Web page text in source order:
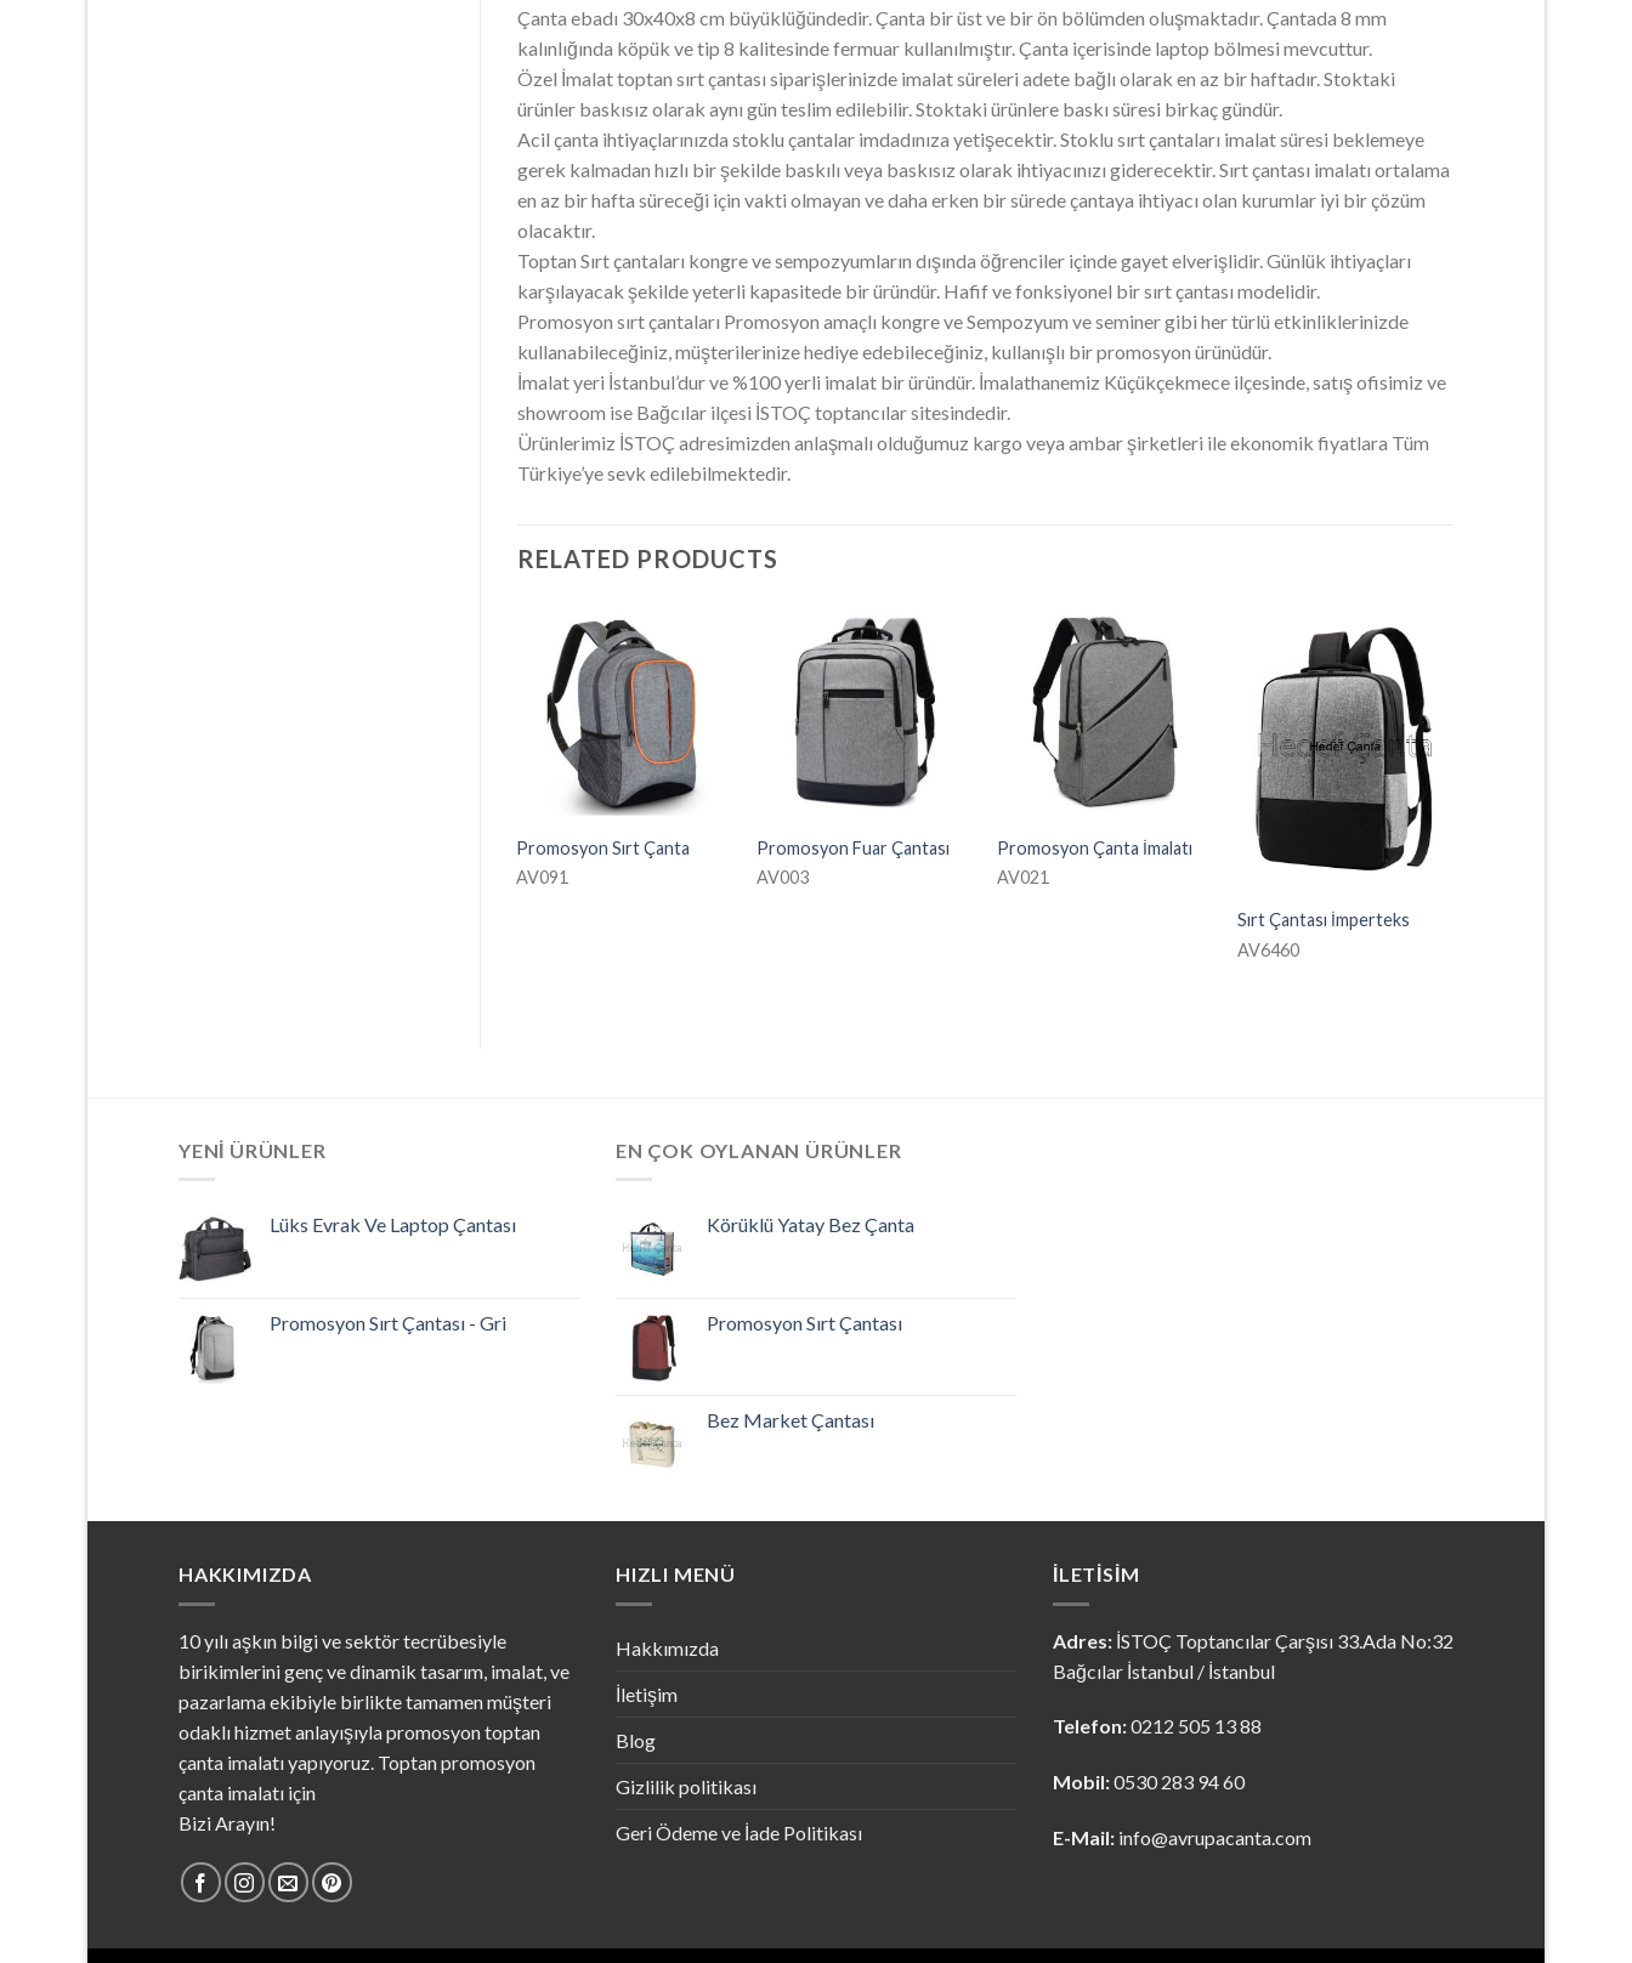
Çanta ebadı 30x40x8 cm büyüklüğündedir. Çanta bir üst ve bir ön bölümden oluşmaktadır. Çantada 8 mm
kalınlığında köpük ve tip 8 kalitesinde fermuar kullanılmıştır. Çanta içerisinde laptop bölmesi mevcuttur.
Özel İmalat toptan sırt çantası siparişlerinizde imalat süreleri adete bağlı olarak en az bir haftadır. Stoktaki
ürünler baskısız olarak aynı gün teslim edilebilir. Stoktaki ürünlere baskı süresi birkaç gündür.
Acil çanta ihtiyaçlarınızda stoklu çantalar imdadınıza yetişecektir. Stoklu sırt çantaları imalat süresi beklemeye
gerek kalmadan hızlı bir şekilde baskılı veya baskısız olarak ihtiyacınızı giderecektir. Sırt çantası imalatı ortalama
en az bir hafta süreceği için vakti olmayan ve daha erken bir sürede çantaya ihtiyacı olan kurumlar iyi bir çözüm
olacaktır.
Toptan Sırt çantaları kongre ve sempozyumların dışında öğrenciler içinde gayet elverişlidir. Günlük ihtiyaçları
karşılayacak şekilde yeterli kapasitede bir üründür. Hafif ve fonksiyonel bir sırt çantası modelidir.
Promosyon sırt çantaları Promosyon amaçlı kongre ve Sempozyum ve seminer gibi her türlü etkinliklerinizde
kullanabileceğiniz, müşterilerinize hediye edebileceğiniz, kullanışlı bir promosyon ürünüdür.
İmalat yeri İstanbul’dur ve %100 yerli imalat bir üründür. İmalathanemiz Küçükçekmece ilçesinde, satış ofisimiz ve
showroom ise Bağcılar ilçesi İSTOÇ toptancılar sitesindedir.
Ürünlerimiz İSTOÇ adresimizden anlaşmalı olduğumuz kargo veya ambar şirketleri ile ekonomik fiyatlara Tüm
Türkiye’ye sevk edilebilmektedir.
RELATED PRODUCTS
Promosyon Sırt Çanta
AV091
Promosyon Fuar Çantası
AV003
Promosyon Çanta İmalatı
AV021
Sırt Çantası İmperteks
AV6460
YENI ÜRÜNLER
Lüks Evrak Ve Laptop Çantası
Promosyon Sırt Çantası - Gri
EN ÇOK OYLANAN ÜRÜNLER
Körüklü Yatay Bez Çanta
Promosyon Sırt Çantası
Bez Market Çantası
HAKKIMIZDA
10 yılı aşkın bilgi ve sektör tecrübesiyle
birikimlerini genç ve dinamik tasarım, imalat, ve
pazarlama ekibiyle birlikte tamamen müşteri
odaklı hizmet anlayışıyla promosyon toptan
çanta imalatı yapıyoruz. Toptan promosyon
çanta imalatı için
Bizi Arayın!
HIZLI MENÜ
Hakkımızda
İletişim
Blog
Gizlilik politikası
Geri Ödeme ve İade Politikası
İLETISIM
Adres: İSTOÇ Toptancılar Çarşısı 33.Ada No:32
Bağcılar İstanbul / İstanbul
Telefon:0212 505 13 88
Mobil:0530 283 94 60
E-Mail: info@avrupacanta.com